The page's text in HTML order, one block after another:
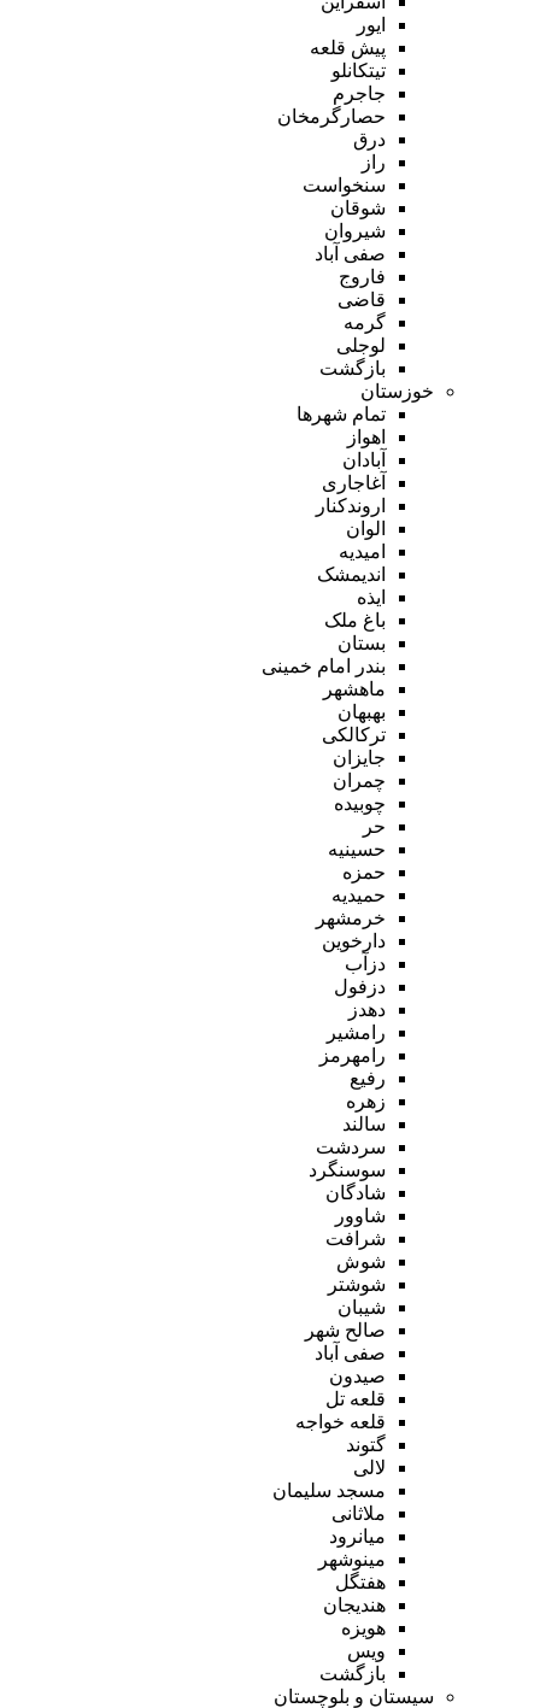
ایور
پیش قلعه
تیتکانلو
جاجرم
حصارگرمخان
درق
راز
سنخواست
شوقان
شیروان
صفی آباد
فاروج
قاضی
گرمه
لوجلی
بازگشت
خوزستان
تمام شهر‌ها
اهواز
آبادان
آغاجاری
اروندکنار
الوان
امیدیه
اندیمشک
ایذه
باغ ملک
بستان
بندر امام خمینی
ماهشهر
بهبهان
ترکالکی
جایزان
چمران
چوبیده
حر
حسینیه
حمزه
حمیدیه
خرمشهر
دارخوین
دزآب
دزفول
دهدز
رامشیر
رامهرمز
رفیع
زهره
سالند
سردشت
سوسنگرد
شادگان
شاوور
شرافت
شوش
شوشتر
شیبان
صالح شهر
صفی آباد
صیدون
قلعه تل
قلعه خواجه
گتوند
لالی
مسجد سلیمان
ملاثانی
میانرود
مینوشهر
هفتگل
هندیجان
هویزه
ویس
بازگشت
سیستان و بلوچستان